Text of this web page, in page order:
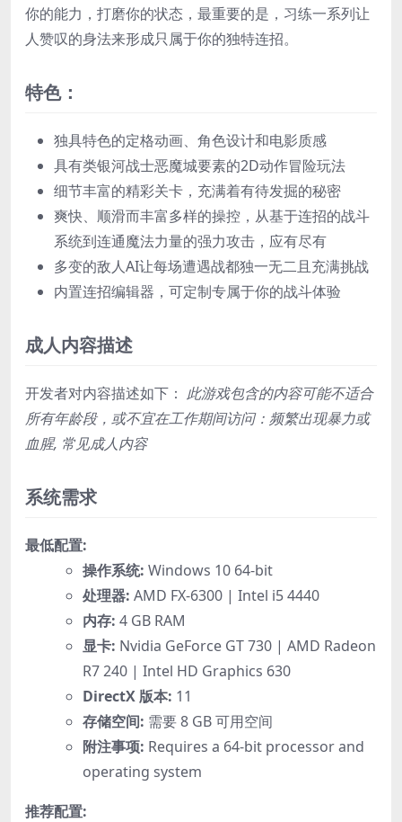
你的能力，打磨你的状态，最重要的是，习练一系列让
人赞叹的身法来形成只属于你的独特连招。
特色：
独具特色的定格动画、角色设计和电影质感
具有类银河战士恶魔城要素的2D动作冒险玩法
细节丰富的精彩关卡，充满着有待发掘的秘密
爽快、顺滑而丰富多样的操控，从基于连招的战斗
系统到连通魔法力量的强力攻击，应有尽有
多变的敌人AI让每场遭遇战都独一无二且充满挑战
内置连招编辑器，可定制专属于你的战斗体验
成人内容描述
开发者对内容描述如下： 此游戏包含的内容可能不适合
所有年龄段，或不宜在工作期间访问：频繁出现暴力或
血腥, 常见成人内容
系统需求
最低配置:
操作系统: Windows 10 64-bit
处理器: AMD FX-6300 | Intel i5 4440
内存: 4 GB RAM
显卡: Nvidia GeForce GT 730 | AMD Radeon
R7 240 | Intel HD Graphics 630
DirectX 版本: 11
存储空间: 需要 8 GB 可用空间
附注事项: Requires a 64-bit processor and
operating system
推荐配置: